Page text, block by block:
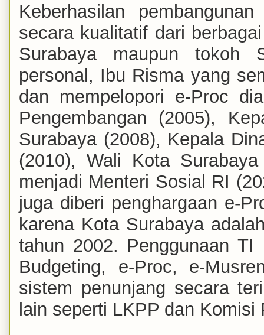
Keberhasilan
secara kualitatif dari
Surabaya maupun tokoh
personal, Ibu Risma yang
dan mempelopori e-Proc
Pengembangan (2005),
Surabaya (2008), Kepala
(2010), Wali Kota
menjadi Menteri Sosial RI
juga diberi penghargaan e-
karena Kota Surabaya
tahun 2002. Penggunaan
Budgeting, e-Proc, e-
sistem penunjang secara
lain seperti LKPP dan